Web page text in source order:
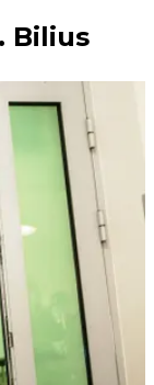
Bilius